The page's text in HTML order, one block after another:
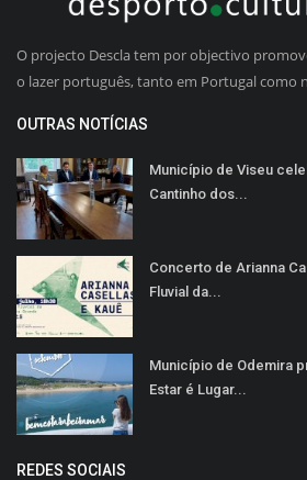
O projecto Descla tem por objectivo
o lazer português, tanto em Portugal como
OUTRAS NOTÍCIAS
Município de Viseu
Cantinho dos...
Concerto de Arianna
Fluvial da...
Município de Odemira
Estar é Lugar...
REDES SOCIAIS